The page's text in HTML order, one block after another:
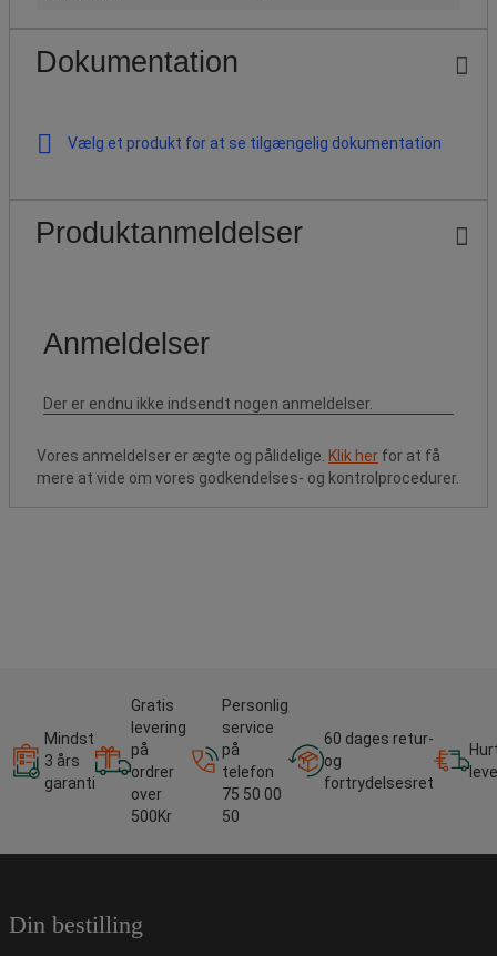
Dokumentation
Vælg et produkt for at se tilgængelig dokumentation
Produktanmeldelser
Vores anmeldelser er ægte og pålidelige. Klik her for at få
mere at vide om vores godkendelses- og kontrolprocedurer.
Mindst
3 års
garanti
Gratis
levering
på
ordrer
over
500Kr
Personlig
service
på
telefon
75 50 00
50
60 dages retur-
og
fortrydelsesret
Din bestilling